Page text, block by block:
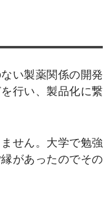
い製薬関係の開発
行い、製品化に繋
せん。大学で勉強
があったのでその